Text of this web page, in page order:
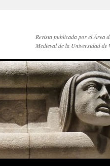
Revista publicada por el Área
Medieval de la Universidad de